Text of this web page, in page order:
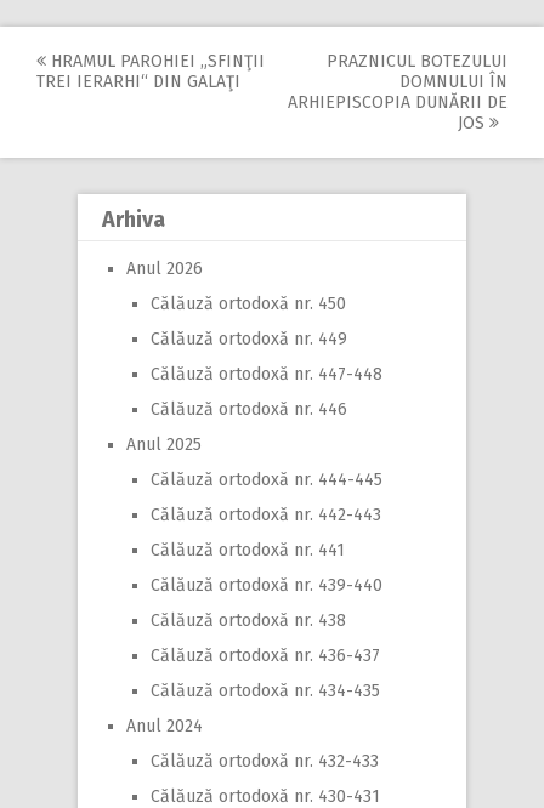
Post
HRAMUL PAROHIEI „SFINŢII
TREI IERARHI“ DIN GALAŢI
PRAZNICUL BOTEZULUI
DOMNULUI ÎN
ARHIEPISCOPIA DUNĂRII DE
JOS
Arhiva
Anul 2026
Călăuză ortodoxă nr. 450
Călăuză ortodoxă nr. 449
Călăuză ortodoxă nr. 447-448
Călăuză ortodoxă nr. 446
Anul 2025
Călăuză ortodoxă nr. 444-445
Călăuză ortodoxă nr. 442-443
Călăuză ortodoxă nr. 441
Călăuză ortodoxă nr. 439-440
Călăuză ortodoxă nr. 438
Călăuză ortodoxă nr. 436-437
Călăuză ortodoxă nr. 434-435
Anul 2024
Călăuză ortodoxă nr. 432-433
Călăuză ortodoxă nr. 430-431